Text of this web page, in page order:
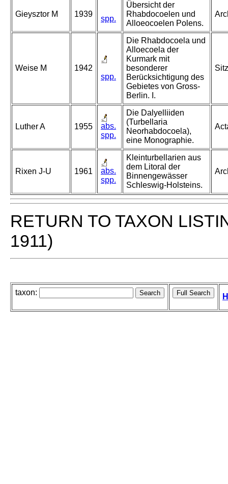
Gieysztor M 1939
spp.
Übersicht der
Rhabdocoelen und
Alloeocoelen Polens.
Weise M
1942
spp.
Die Rhabdocoela und
Alloecoela der
Kurmark mit
besonderer
Berücksichtigung des
Gebietes von Gross-
Berlin. I.
Luther A 1955
abs.
spp.
Die Dalyelliiden
(Turbellaria
Neorhabdocoela),
eine Monographie.
Rixen J-U 1961
abs.
spp.
Kleinturbellarien aus
dem Litoral der
Binnengewässer
Schleswig-Holsteins.
RETURN TO TAXON
1911)
taxon: